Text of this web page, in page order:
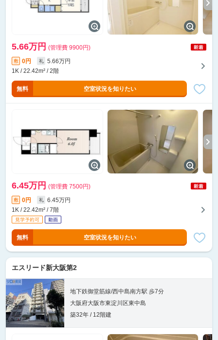
5.66万円 (管理費 9900円)
敷 0円 礼
5.66万円
1K / 22.42m² / 2階
無料 空室状況を知りたい
6.45万円 (管理費 7500円)
敷 0円 礼
6.45万円
1K / 22.42m² / 7階
無料 空室状況を知りたい
エスリード新大阪第2
地下鉄御堂筋線/西中島南方駅 歩7分
大阪府大阪市東淀川区東中島
築32年 / 12階建